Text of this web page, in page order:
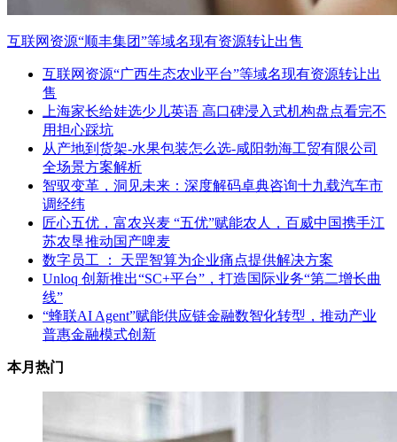
互联网资源“顺丰集团”等域名现有资源转让出售
互联网资源“广西生态农业平台”等域名现有资源转让出
售
上海家长给娃选少儿英语 高口碑浸入式机构盘点看完不
用担心踩坑
从产地到货架-水果包装怎么选-咸阳勃海工贸有限公司
全场景方案解析
智驭变革，洞见未来：深度解码卓典咨询十九载汽车市
调经纬
匠心五优，富农兴麦 “五优”赋能农人，百威中国携手江
苏农垦推动国产啤麦
数字员工 ： 天罡智算为企业痛点提供解决方案
Unloq 创新推出“SC+平台”，打造国际业务“第二增长曲
线”
“蜂联AI Agent”赋能供应链金融数智化转型，推动产业
普惠金融模式创新
本月热门